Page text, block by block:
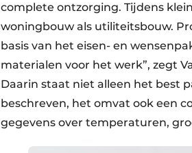
complete ontzorging. Tijdens
woningbouw als utiliteitsbouw.
basis van het eisen- en
materialen voor het werk”, zegt
Daarin staat niet alleen het best
beschreven, het omvat ook een
gegevens over temperaturen,